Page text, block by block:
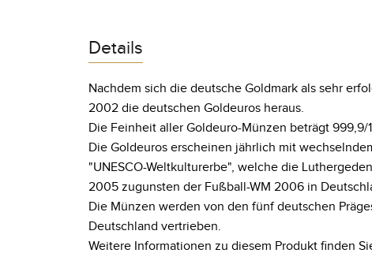
Details
Nachdem sich die deutsche Goldmark als sehr
2002 die deutschen Goldeuros heraus.
Die Feinheit aller Goldeuro-Münzen beträgt
Die Goldeuros erscheinen jährlich mit
"UNESCO-Weltkulturerbe", welche die
2005 zugunsten der Fußball-WM 2006 in
Die Münzen werden von den fünf deutschen
Deutschland vertrieben.
Weitere Informationen zu diesem Produkt finden